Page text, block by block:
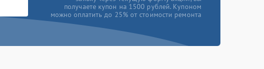
получаете купон на 1500 рублей. Купоном
можно оплатить до 25% от стоимости ремонта